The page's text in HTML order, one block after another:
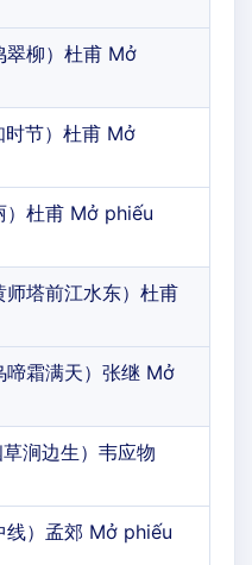
翠柳）杜甫 Mở
时节）杜甫 Mở
）杜甫 Mở phiếu
塔前江水东）杜甫
啼霜满天）张继 Mở
涧边生）韦应物
线）孟郊 Mở phiếu